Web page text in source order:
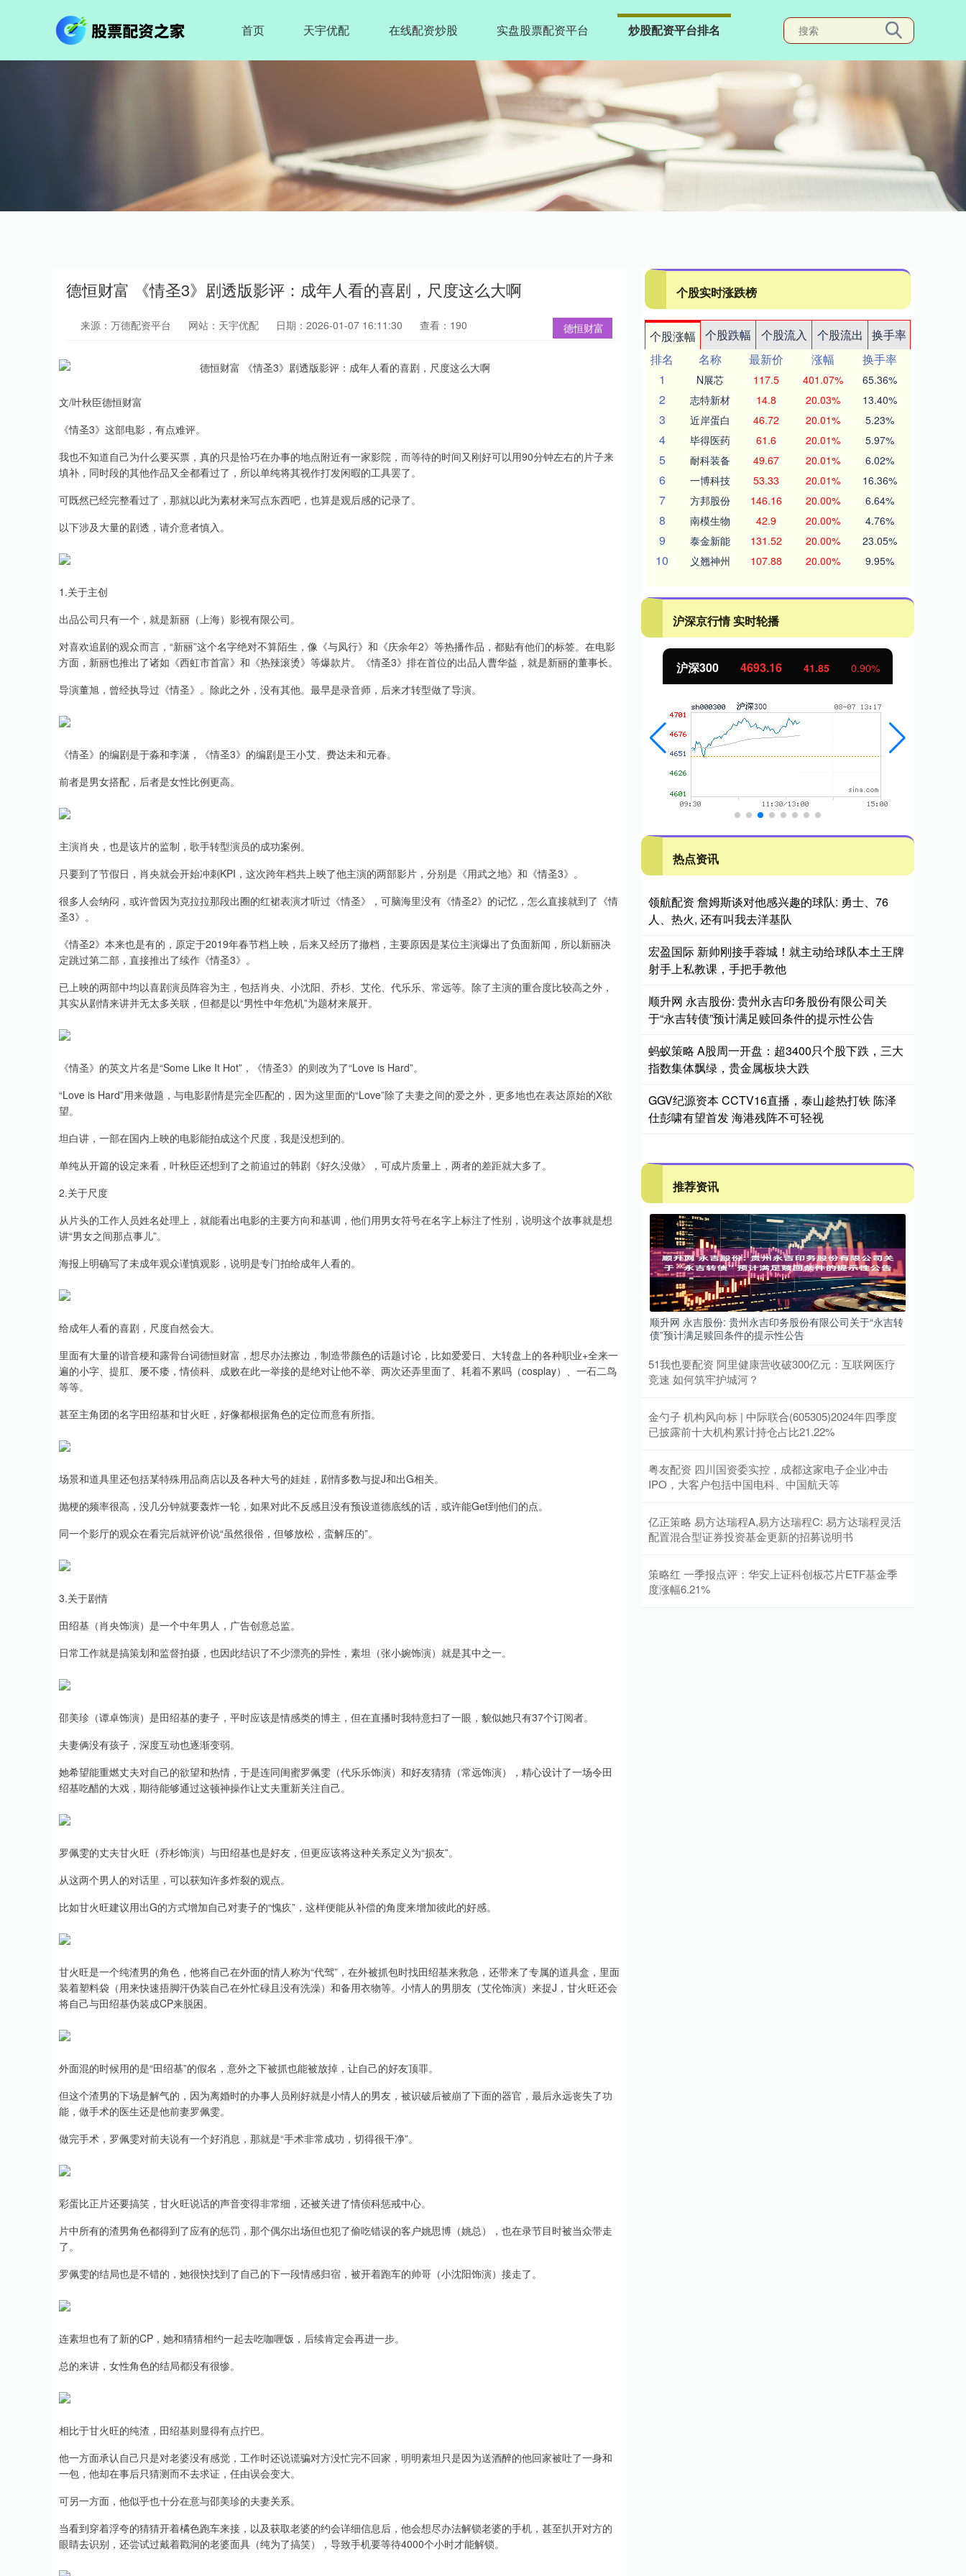
首页 天宇优配 在线配资炒股 实盘股票配资平台 炒股配资平台排名
德恒财富 《情圣3》剧透版影评：成年人看的喜剧，尺度这么大啊
德恒财富
来源：万德配资平台 网站：天宇优配 日期：2026-01-07 16:11:30 查看：190
文/叶秋臣德恒财富
《情圣3》这部电影，有点难评。
我也不知道自己为什么要买票，真的只是恰巧在办事的地点附近有一家影院，而等待的时间又刚好可以用90分钟左右的片子来
填补，同时段的其他作品又全都看过了，所以单纯将其视作打发闲暇的工具罢了。
可既然已经完整看过了，那就以此为素材来写点东西吧，也算是观后感的记录了。
以下涉及大量的剧透，请介意者慎入。
1.关于主创
出品公司只有一个，就是新丽（上海）影视有限公司。
对喜欢追剧的观众而言，“新丽”这个名字绝对不算陌生，像《与凤行》和《庆余年2》等热播作品，都贴有他们的标签。在电影
方面，新丽也推出了诸如《西虹市首富》和《热辣滚烫》等爆款片。《情圣3》排在首位的出品人曹华益，就是新丽的董事长。
导演董旭，曾经执导过《情圣》。除此之外，没有其他。最早是录音师，后来才转型做了导演。
《情圣》的编剧是于淼和李潇，《情圣3》的编剧是王小艾、费达未和元春。
前者是男女搭配，后者是女性比例更高。
主演肖央，也是该片的监制，歌手转型演员的成功案例。
只要到了节假日，肖央就会开始冲刺KPI，这次跨年档共上映了他主演的两部影片，分别是《用武之地》和《情圣3》。
很多人会纳闷，或许曾因为克拉拉那段出圈的红裙表演才听过《情圣》，可脑海里没有《情圣2》的记忆，怎么直接就到了《情
圣3》。
《情圣2》本来也是有的，原定于2019年春节档上映，后来又经历了撤档，主要原因是某位主演爆出了负面新闻，所以新丽决
定跳过第二部，直接推出了续作《情圣3》。
已上映的两部中均以喜剧演员阵容为主，包括肖央、小沈阳、乔杉、艾伦、代乐乐、常远等。除了主演的重合度比较高之外，
其实从剧情来讲并无太多关联，但都是以“男性中年危机”为题材来展开。
《情圣》的英文片名是“Some Like It Hot”，《情圣3》的则改为了“Love is Hard”。
“Love is Hard”用来做题，与电影剧情是完全匹配的，因为这里面的“Love”除了夫妻之间的爱之外，更多地也在表达原始的X欲
望。
坦白讲，一部在国内上映的电影能拍成这个尺度，我是没想到的。
单纯从开篇的设定来看，叶秋臣还想到了之前追过的韩剧《好久没做》，可成片质量上，两者的差距就大多了。
2.关于尺度
从片头的工作人员姓名处理上，就能看出电影的主要方向和基调，他们用男女符号在名字上标注了性别，说明这个故事就是想
讲“男女之间那点事儿”。
海报上明确写了未成年观众谨慎观影，说明是专门拍给成年人看的。
给成年人看的喜剧，尺度自然会大。
里面有大量的谐音梗和露骨台词德恒财富，想尽办法擦边，制造带颜色的话题讨论，比如爱爱日、大转盘上的各种职业+全来一
遍的小字、提肛、屡不痿，情侦科、成败在此一举接的是绝对让他不举、两次还弄里面了、耗着不累吗（cosplay）、一石二鸟
等等。
甚至主角团的名字田绍基和甘火旺，好像都根据角色的定位而意有所指。
场景和道具里还包括某特殊用品商店以及各种大号的娃娃，剧情多数与捉J和出G相关。
抛梗的频率很高，没几分钟就要轰炸一轮，如果对此不反感且没有预设道德底线的话，或许能Get到他们的点。
同一个影厅的观众在看完后就评价说“虽然很俗，但够放松，蛮解压的”。
3.关于剧情
田绍基（肖央饰演）是一个中年男人，广告创意总监。
日常工作就是搞策划和监督拍摄，也因此结识了不少漂亮的异性，素坦（张小婉饰演）就是其中之一。
邵美珍（谭卓饰演）是田绍基的妻子，平时应该是情感类的博主，但在直播时我特意扫了一眼，貌似她只有37个订阅者。
夫妻俩没有孩子，深度互动也逐渐变弱。
她希望能重燃丈夫对自己的欲望和热情，于是连同闺蜜罗佩雯（代乐乐饰演）和好友猜猜（常远饰演），精心设计了一场令田
绍基吃醋的大戏，期待能够通过这顿神操作让丈夫重新关注自己。
罗佩雯的丈夫甘火旺（乔杉饰演）与田绍基也是好友，但更应该将这种关系定义为“损友”。
从这两个男人的对话里，可以获知许多炸裂的观点。
比如甘火旺建议用出G的方式增加自己对妻子的“愧疚”，这样便能从补偿的角度来增加彼此的好感。
甘火旺是一个纯渣男的角色，他将自己在外面的情人称为“代驾”，在外被抓包时找田绍基来救急，还带来了专属的道具盒，里面
装着塑料袋（用来快速捂脚汗伪装自己在外忙碌且没有洗澡）和备用衣物等。小情人的男朋友（艾伦饰演）来捉J，甘火旺还会
将自己与田绍基伪装成CP来脱困。
外面混的时候用的是“田绍基”的假名，意外之下被抓也能被放掉，让自己的好友顶罪。
但这个渣男的下场是解气的，因为离婚时的办事人员刚好就是小情人的男友，被识破后被崩了下面的器官，最后永远丧失了功
能，做手术的医生还是他前妻罗佩雯。
做完手术，罗佩雯对前夫说有一个好消息，那就是“手术非常成功，切得很干净”。
彩蛋比正片还要搞笑，甘火旺说话的声音变得非常细，还被关进了情侦科惩戒中心。
片中所有的渣男角色都得到了应有的惩罚，那个偶尔出场但也犯了偷吃错误的客户姚思博（姚总），也在录节目时被当众带走
了。
罗佩雯的结局也是不错的，她很快找到了自己的下一段情感归宿，被开着跑车的帅哥（小沈阳饰演）接走了。
连素坦也有了新的CP，她和猜猜相约一起去吃咖喱饭，后续肯定会再进一步。
总的来讲，女性角色的结局都没有很惨。
相比于甘火旺的纯渣，田绍基则显得有点拧巴。
他一方面承认自己只是对老婆没有感觉，工作时还说谎骗对方没忙完不回家，明明素坦只是因为送酒醉的他回家被吐了一身和
一包，他却在事后只猜测而不去求证，任由误会变大。
可另一方面，他似乎也十分在意与邵美珍的夫妻关系。
当看到穿着浮夸的猜猜开着橘色跑车来接，以及获取老婆的约会详细信息后，他会想尽办法解锁老婆的手机，甚至扒开对方的
眼睛去识别，还尝试过戴着戳洞的老婆面具（纯为了搞笑），导致手机要等待4000个小时才能解锁。
个股实时涨跌榜
个股涨幅 个股跌幅 个股流入 个股流出
换手率
排名
名称 最新价 涨幅
换手率
1
N展芯 117.5 401.07% 65.36%
2 志特新材 14.8 20.03% 13.40%
3 近岸蛋白 46.72 20.01% 5.23%
4 毕得医药 61.6 20.01% 5.97%
5 耐科装备 49.67 20.01% 6.02%
6 一博科技 53.33 20.01% 16.36%
7 方邦股份 146.16 20.00% 6.64%
8 南模生物 42.9 20.00% 4.76%
9 泰金新能 131.52 20.00% 23.05%
10 义翘神州 107.88 20.00% 9.95%
沪深京行情 实时轮播
0.56% 深证成指 14327.55 217.43 1.54% 沪深300 4693.16 41.85 0.90% 北证50 1132.05 9.17 0.82%
热点资讯
领航配资 詹姆斯谈对他感兴趣的球队: 勇士、76
人、热火, 还有叫我去洋基队
宏盈国际 新帅刚接手蓉城！就主动给球队本土王牌
射手上私教课，手把手教他
顺升网 永吉股份: 贵州永吉印务股份有限公司关
于“永吉转债”预计满足赎回条件的提示性公告
蚂蚁策略 A股周一开盘：超3400只个股下跌，三大
指数集体飘绿，贵金属板块大跌
GGV纪源资本 CCTV16直播，泰山趁热打铁 陈泽
仕彭啸有望首发 海港残阵不可轻视
推荐资讯
顺升网 永吉股份: 贵州永吉印务股份有限公司关于“永吉转
债”预计满足赎回条件的提示性公告
51我也要配资 阿里健康营收破300亿元：互联网医疗
竞速 如何筑牢护城河？
金勺子 机构风向标 | 中际联合(605305)2024年四季度
已披露前十大机构累计持仓占比21.22%
粤友配资 四川国资委实控，成都这家电子企业冲击
IPO，大客户包括中国电科、中国航天等
亿正策略 易方达瑞程A,易方达瑞程C: 易方达瑞程灵活
配置混合型证券投资基金更新的招募说明书
策略红 一季报点评：华安上证科创板芯片ETF基金季
度涨幅6.21%